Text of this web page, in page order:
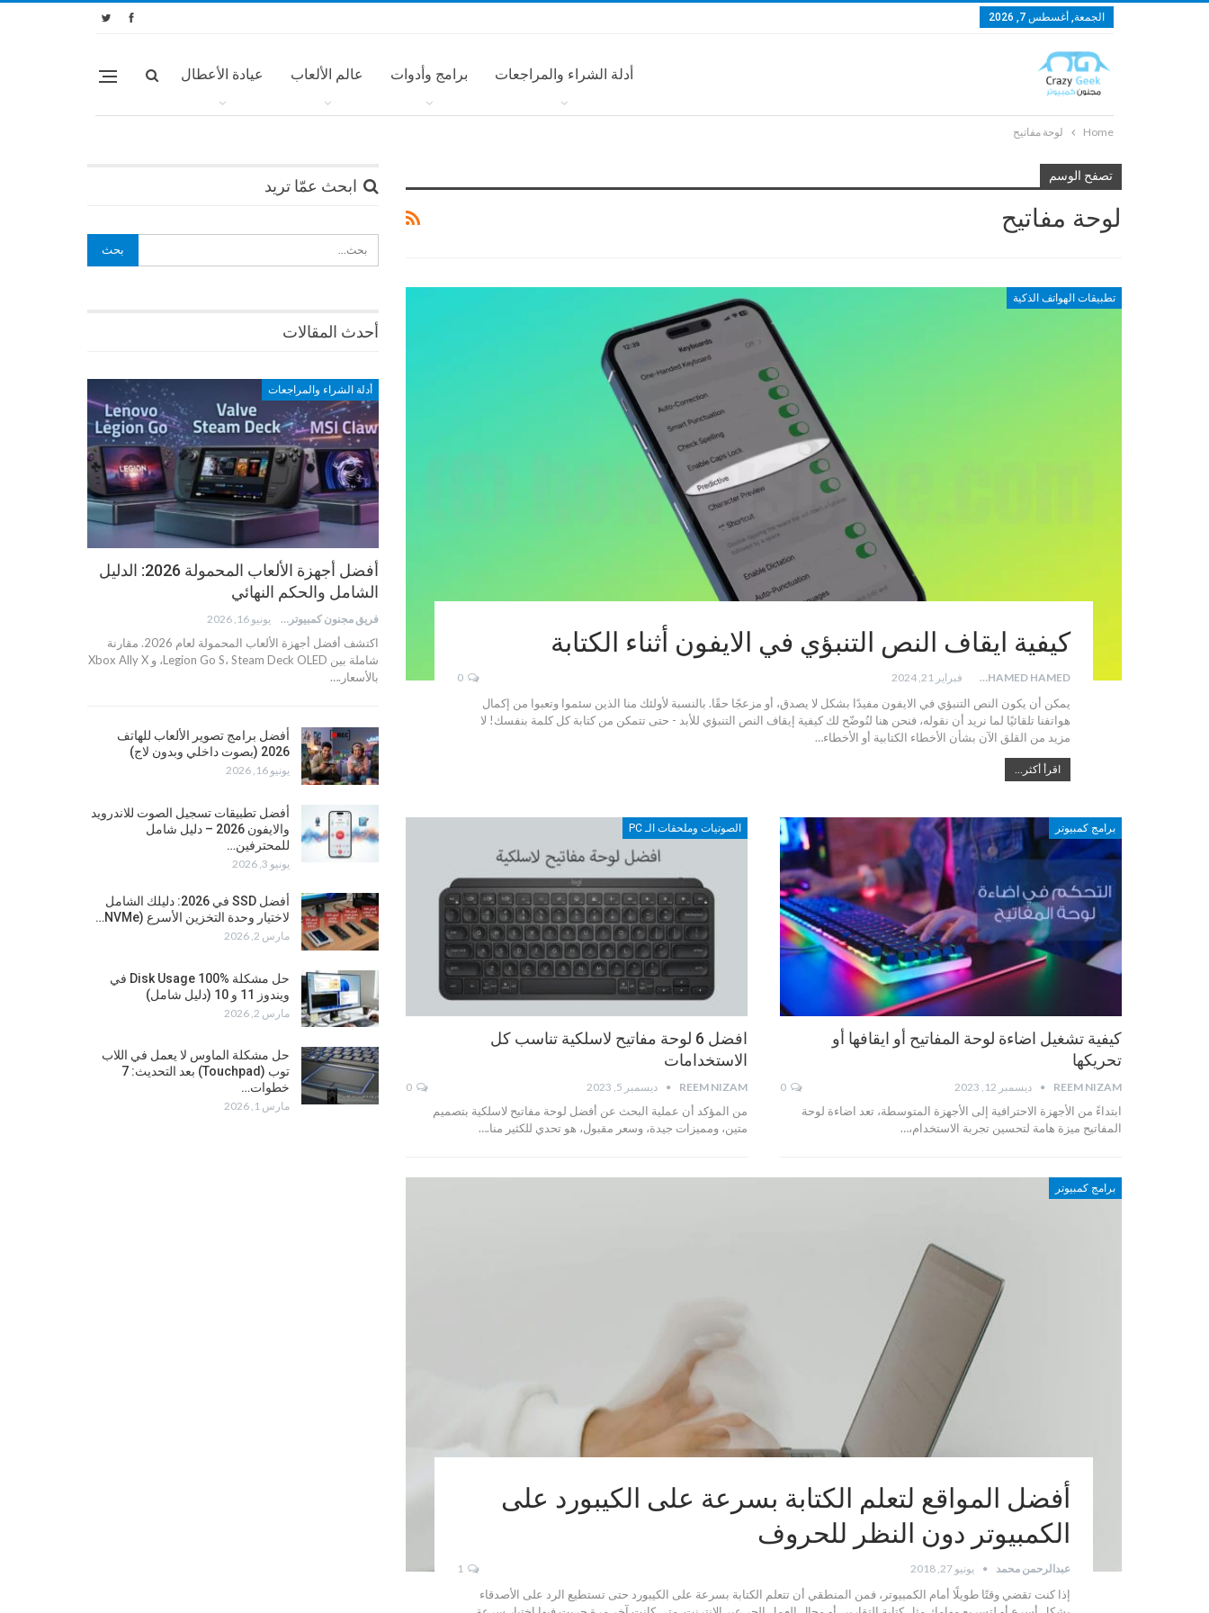
الجمعة, أغسطس 7, 2026
أدلة الشراء والمراجعات برامج وأدوات عالم الألعاب عيادة الأعطال
Home لوحة مفاتيح
تصفح الوسم
لوحة مفاتيح
تطبيقات الهواتف الذكية
كيفية ايقاف النص التنبؤي في الايفون أثناء الكتابة
MOHAMED HAMED فبراير 21, 2024 0
يمكن أن يكون النص التنبؤي في الايفون مفيدًا بشكل لا يصدق، أو مزعجًا حقًا. بالنسبة لأولئك منا الذين سئموا وتعبوا من إكمال
هواتفنا تلقائيًا لما نريد أن نقوله، فنحن هنا لنُوضّح لك كيفية إيقاف النص التنبؤي للأبد - حتى تتمكن من كتابة كل كلمة بنفسك! لا
مزيد من القلق الآن بشأن الأخطاء الكتابية أو الأخطاء…
اقرأ أكثر...
برامج كمبيوتر
كيفية تشغيل اضاءة لوحة المفاتيح أو ايقافها أو
تحريكها
REEM NIZAM ديسمبر 12, 2023
ابتداءً من الأجهزة الاحترافية إلى الأجهزة المتوسطة، تعد اضاءة لوحة
المفاتيح ميزة هامة لتحسين تجربة الاستخدام،…
الصوتيات وملحقات الـ PC
افضل 6 لوحة مفاتيح لاسلكية تناسب كل
الاستخدامات
REEM NIZAM ديسمبر 5, 2023
من المؤكد أن عملية البحث عن أفضل لوحة مفاتيح لاسلكية بتصميم
متين، ومميزات جيدة، وسعر مقبول، هو تحدي للكثير منا.…
برامج كمبيوتر
أفضل المواقع لتعلم الكتابة بسرعة على الكيبورد على
الكمبيوتر دون النظر للحروف
عبدالرحمن محمد يونيو 27, 2018
إذا كنت تقضي وقتًا طويلًا أمام الكمبيوتر، فمن المنطقي أن تتعلم الكتابة بسرعة على الكيبورد حتى تستطيع الرد على الأصدقاء
ابحث عمّا تريد
أحدث المقالات
أدلة الشراء والمراجعات
أفضل أجهزة الألعاب المحمولة 2026: الدليل
الشامل والحكم النهائي
فريق مجنون كمبيوتر يونيو 16, 2026
اكتشف أفضل أجهزة الألعاب المحمولة لعام 2026. مقارنة
شاملة بين Legion Go S، Steam Deck OLED، و Xbox Ally X
بالأسعار.…
أفضل برامج تصوير الألعاب للهاتف
2026 (بصوت داخلي وبدون لاج)
يونيو 16, 2026
أفضل تطبيقات تسجيل الصوت للاندرويد
والايفون 2026 – دليل شامل
للمحترفين…
يونيو 3, 2026
أفضل SSD في 2026: دليلك الشامل
لاختيار وحدة التخزين الأسرع (NVMe…
مارس 2, 2026
حل مشكلة Disk Usage 100% في
ويندوز 11 و 10 (دليل شامل)
مارس 2, 2026
حل مشكلة الماوس لا يعمل في اللاب
توب (Touchpad) بعد التحديث: 7
خطوات…
مارس 1, 2026